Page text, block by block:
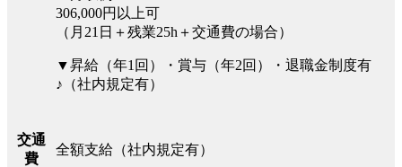
306,000円以上可
（月21日＋残業25h＋交通費の場合）
▼昇給（年1回）・賞与（年2回）・退職金制度有
♪（社内規定有）
交通
費
全額支給（社内規定有）